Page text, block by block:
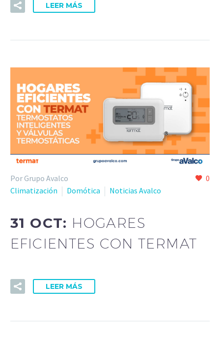
LEER MÁS
0
Por Grupo Avalco
Climatización
Domótica Noticias Avalco
31 OCT: HOGARES
EFICIENTES CON TERMAT
LEER MÁS